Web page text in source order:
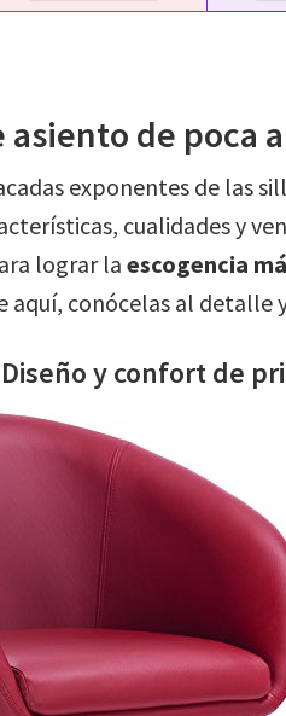
asiento de poca
exponentes de las
cualidades y
lograr la escogencia
aquí, conócelas al detalle
y confort de